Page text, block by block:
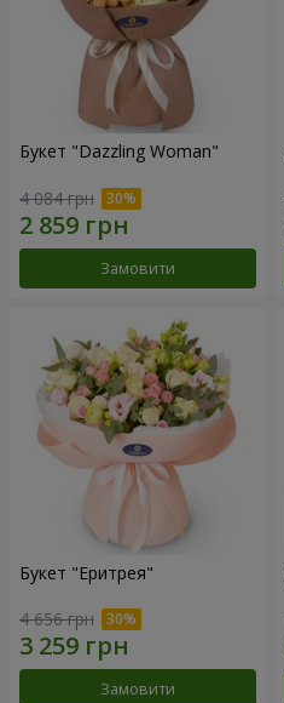
Букет "Dazzling Woman"
4 084 грн
Замовити
Букет "Еритрея"
4 656 грн
Замовити